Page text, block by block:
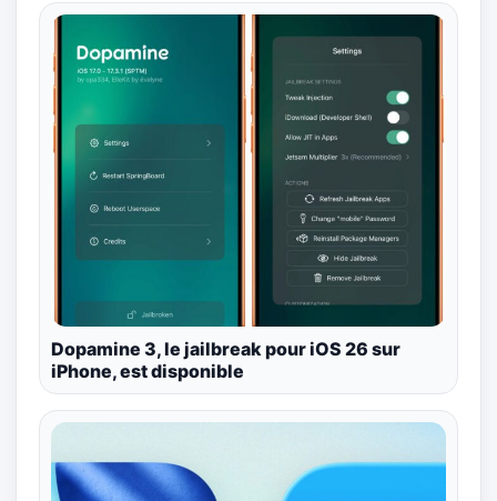
Dopamine 3, le jailbreak pour iOS 26 sur
iPhone, est disponible